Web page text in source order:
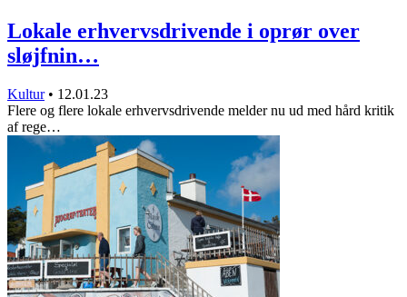
Lokale erhvervsdrivende i oprør over
sløjfnin…
Kultur • 12.01.23
Flere og flere lokale erhvervsdrivende melder nu ud med hård kritik
af rege…